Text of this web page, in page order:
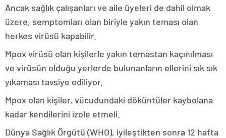
Ancak sağlık çalışanları ve aile üyeleri de dahil olmak
üzere, semptomları olan biriyle yakın teması olan
herkes virüsü kapabilir.
Mpox virüsü olan kişilerle yakın temastan kaçınılması
ve virüsün olduğu yerlerde bulunanların ellerini sık sık
yıkaması tavsiye ediliyor.
Mpox olan kişiler, vücudundaki döküntüler kaybolana
kadar kendilerini izole etmeli.
Dünya Sağlık Örgütü (WHO), iyileştikten sonra 12 hafta